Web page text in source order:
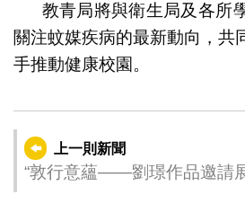
教青局將與衛生局及各所
關注蚊媒疾病的最新動向，共
手推動健康校園。
上一則新聞
“敦行意蘊——劉璟作品邀請